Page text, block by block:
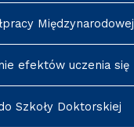
Międzynarodowej
efektów uczenia się
Szkoły Doktorskiej